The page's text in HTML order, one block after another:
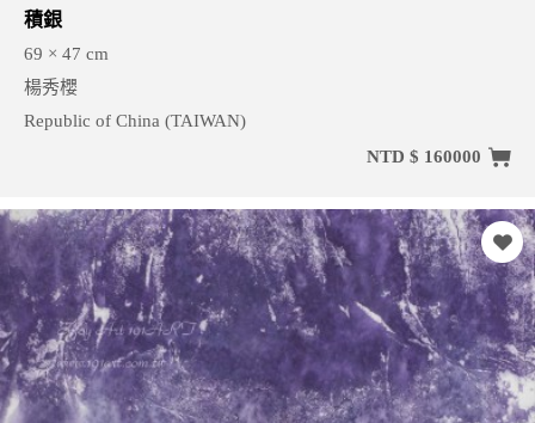
積銀
69 × 47 cm
楊秀櫻
Republic of China (TAIWAN)
NTD $ 160000